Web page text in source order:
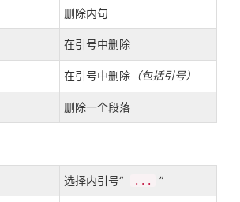
删除内句
在引号中删除
在引号中删除 （包括引号）
删除一个段落
选择内引号“ ... ”